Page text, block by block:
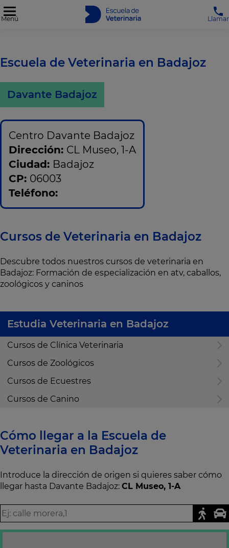
Menú Llamar
Escuela de Veterinaria en Badajoz
Davante Badajoz
Centro Davante Badajoz
Dirección: CL Museo, 1-A
Ciudad: Badajoz
CP: 06003
Teléfono:
Cursos de Veterinaria en Badajoz
Descubre todos nuestros cursos de veterinaria en
Badajoz: Formación de especialización en atv, caballos,
zoológicos y caninos
Estudia Veterinaria en Badajoz
Cursos de Clínica Veterinaria
Cursos de Zoológicos
Cursos de Ecuestres
Cursos de Canino
Cómo llegar a la Escuela de
Veterinaria en Badajoz
Introduce la dirección de origen si quieres saber cómo
llegar hasta Davante Badajoz: CL Museo, 1-A